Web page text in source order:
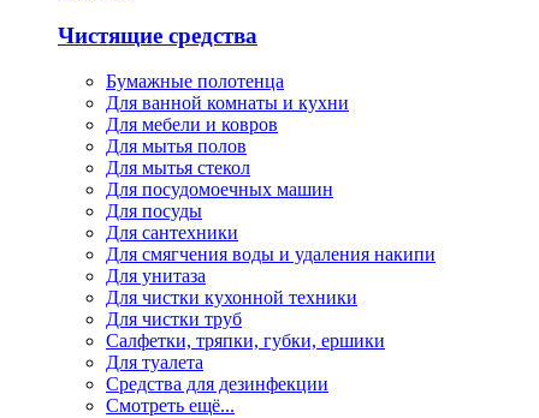
Чистящие средства
Бумажные полотенца
Для ванной комнаты и кухни
Для мебели и ковров
Для мытья полов
Для мытья стекол
Для посудомоечных машин
Для посуды
Для сантехники
Для смягчения воды и удаления накипи
Для унитаза
Для чистки кухонной техники
Для чистки труб
Салфетки, тряпки, губки, ершики
Для туалета
Средства для дезинфекции
Смотреть ещё...